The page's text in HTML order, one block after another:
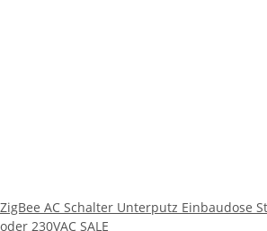
ZigBee AC Schalter Unterputz Einbaudose
oder 230VAC SALE